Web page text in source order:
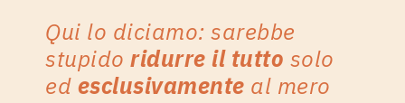
Qui lo diciamo: sarebbe
stupidoridurre il tutto solo
ed esclusivamente al mero